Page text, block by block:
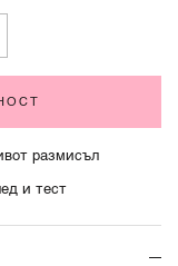
размисъл
и тест